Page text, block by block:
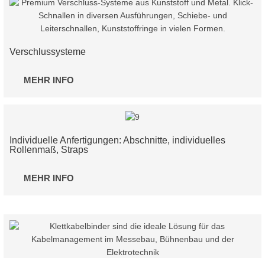
Verschlussysteme
MEHR INFO
Individuelle Anfertigungen: Abschnitte, individuelles
Rollenmaß, Straps
MEHR INFO